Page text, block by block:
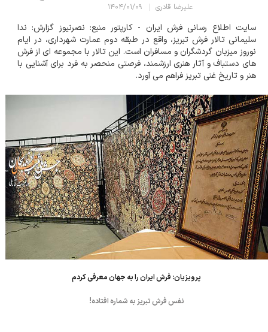
علیرضا قادری ۱۴۰۴/۰۱/۰۹
سایت اطلاع رسانی فرش ایران - کارپتور منبع: نصرنیوز گزارش: ندا
سلیمانی تالار فرش تبریز، واقع در طبقه دوم عمارت شهرداری، در ایام
نوروز میزبان گردشگران و مسافران است. این تالار با مجموعه ای از فرش
های دستباف و آثار هنری ارزشمند، فرصتی منحصر به فرد برای آشنایی با
هنر و تاریخ غنی تبریز فراهم می آورد.
پرویزیان: فرش ایران را به جهان معرفی کردم
نفس فرش تبریز به شماره افتاده!